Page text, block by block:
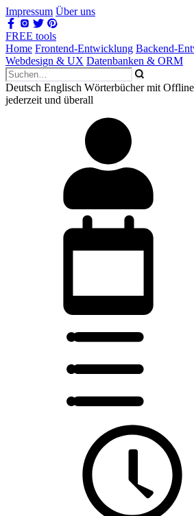
Impressum Über uns
FREE tools
Home Frontend-Entwicklung Backend-
Webdesign & UX Datenbanken & ORM
Deutsch Englisch Wörterbücher mit
jederzeit und überall